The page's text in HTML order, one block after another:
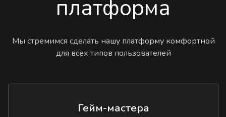
платформа
Мы стремимся сделать нашу платформу комфортной
для всех типов пользователей
Гейм-мастера